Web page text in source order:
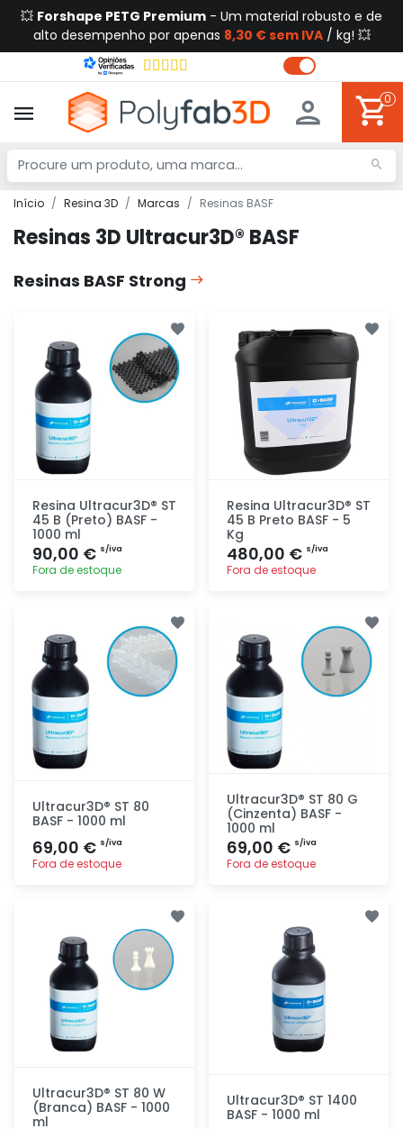
💥 Forshape PETG Premium - Um material robusto e de
alto desempenho por apenas 8,30 € sem IVA/ kg! 💥
0
Início Resina 3D Marcas Resinas BASF
Resinas 3D Ultracur3D® BASF
Resinas BASF Strong
Resina Ultracur3D® ST
45 B (Preto) BASF -
1000 ml
90,00 € s/iva
Fora de estoque
rapidamente
Resina Ultracur3D® ST
45 B Preto BASF - 5
Kg
480,00 € s/iva
Fora de estoque
rapidamente
Ultracur3D® ST 80
BASF - 1000 ml
69,00 € s/iva
Fora de estoque
Ultracur3D® ST 80 G
(Cinzenta) BASF -
1000 ml
69,00 € s/iva
Fora de estoque
Ultracur3D® ST 80 W
(Branca) BASF - 1000
ml
Ultracur3D® ST 1400
BASF - 1000 ml